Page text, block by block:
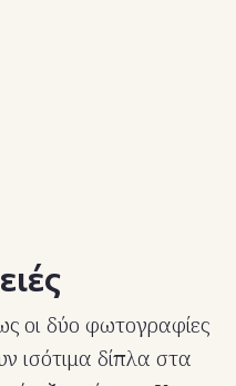
οι δύο φωτογραφίες
ισότιμα δίπλα στα